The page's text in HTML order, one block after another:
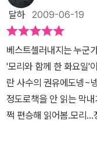
따위도 필요없고 듣는
모든 사람들에게 남기고
통해 이렇게 널리 사랑
청년시절을 살았던 그들
자를 따뜻하게 안아주
한 인생이야기들에 귀
절처럼 미치의 코치가
사회를 위해 뭔가 하고
살려고 애쓰고 있나?'
달하 2009-06-19
베스트셀러내지는 누군
'모리와 함께 한 화요일'
란 사수의 권유에도넹~
정도로책을 안 읽는 막
쩍 편승해 읽어봄.모리...